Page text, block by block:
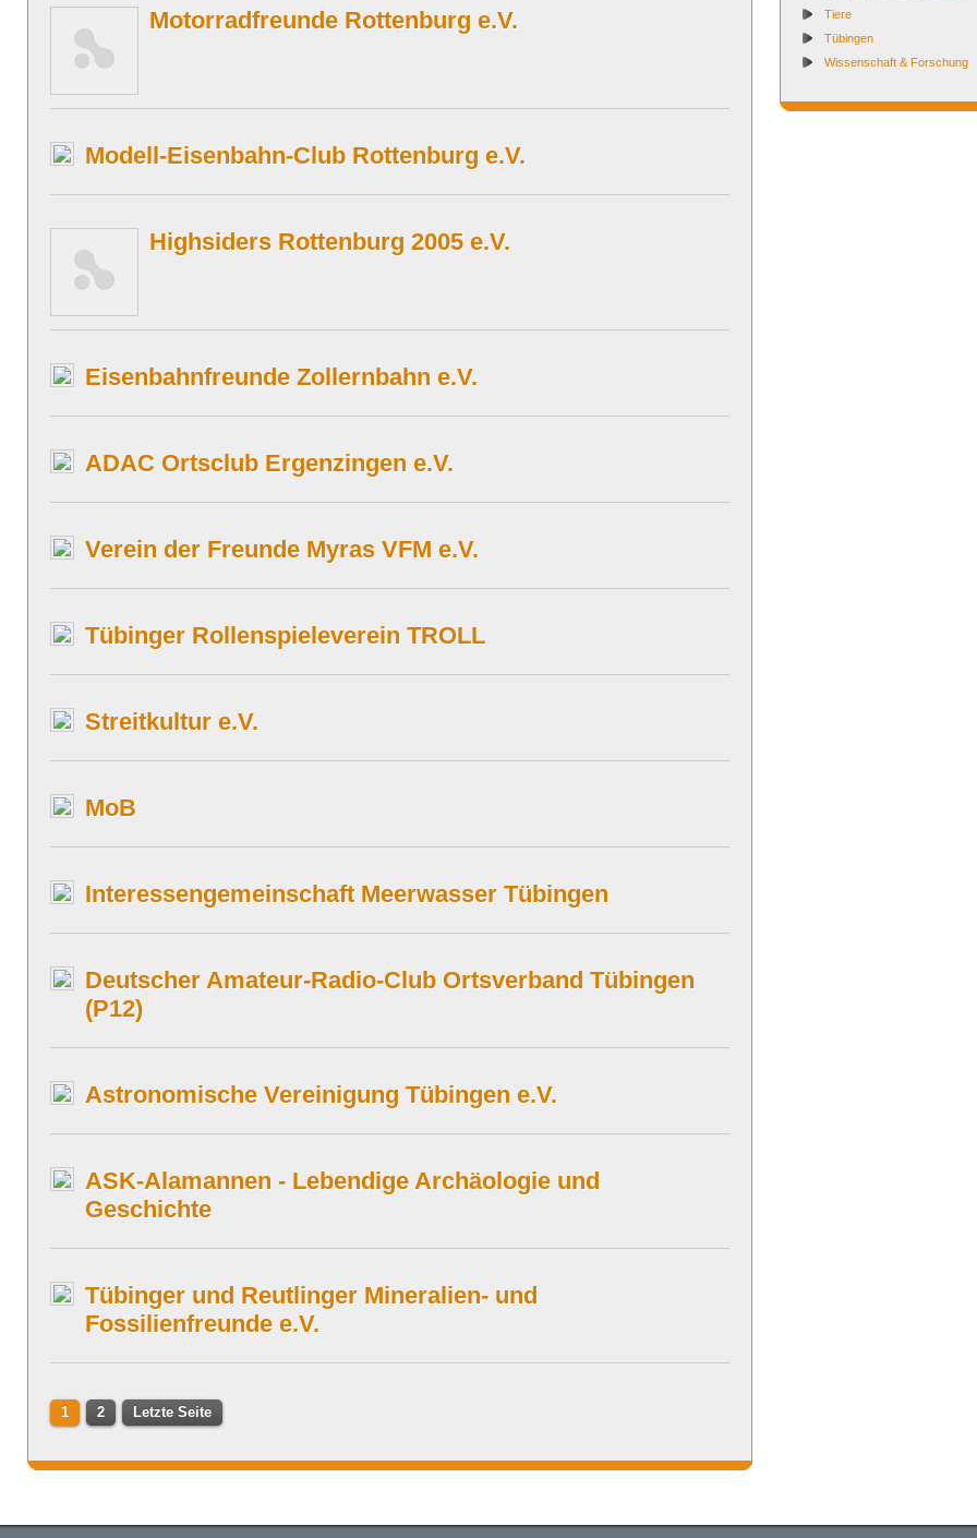
Motorradfreunde Rottenburg e.V.
Modell-Eisenbahn-Club Rottenburg e.V.
Highsiders Rottenburg 2005 e.V.
Eisenbahnfreunde Zollernbahn e.V.
ADAC Ortsclub Ergenzingen e.V.
Verein der Freunde Myras VFM e.V.
Tübinger Rollenspieleverein TROLL
Streitkultur e.V.
MoB
Interessengemeinschaft Meerwasser Tübingen
Deutscher Amateur-Radio-Club Ortsverband Tübingen
(P12)
Astronomische Vereinigung Tübingen e.V.
ASK-Alamannen - Lebendige Archäologie und
Geschichte
Tübinger und Reutlinger Mineralien- und
Fossilienfreunde e.V.
1 2 Letzte Seite
Tiere
Tübingen
Wissenschaft & Forschung